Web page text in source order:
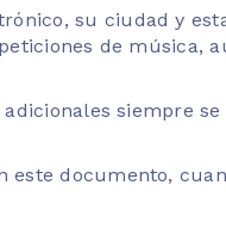
su ciudad y
de música,
siempre
documento,